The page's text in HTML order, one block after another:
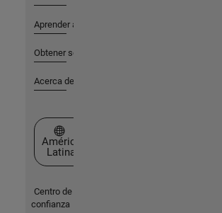
Aprender a utilizar
Obtener soporte
Acerca de MathWorks
Seleccione un país/idioma
América
Latina
Centro de
confianza